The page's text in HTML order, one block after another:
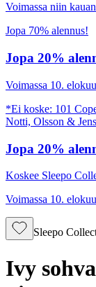
Voimassa niin
Jopa 70% alennus!
Jopa 20%
Voimassa 10.
*Ei koske: 101
Notti, Olsson &
Jopa 20%
Koskee Sleepo
Voimassa 10.
Sleepo
Ivy